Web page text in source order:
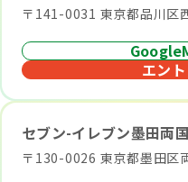
〒141-0031 東京都品川区
エン
セブン-イレブン墨田両
〒130-0026 東京都墨田区